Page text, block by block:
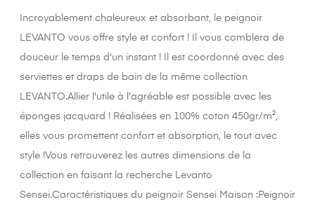
Incroyablement chaleureux et absorbant, le peignoir
LEVANTO vous offre style et confort ! Il vous comblera de
douceur le temps d'un instant ! Il est coordonné avec des
serviettes et draps de bain de la même collection
LEVANTO.Allier l'utile à l'agréable est possible avec les
éponges jacquard ! Réalisées en 100% coton 450gr/m²,
elles vous promettent confort et absorption, le tout avec
style !Vous retrouverez les autres dimensions de la
collection en faisant la recherche Levanto
Sensei.Caractéristiques du peignoir Sensei Maison :Peignoir